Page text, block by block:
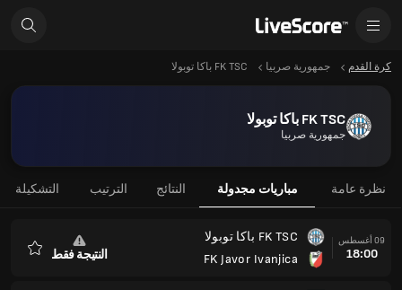
كرة القدم جمهورية صربيا FK TSC باكا توبولا
FK TSC باكا توبولا
جمهورية صربيا
نظرة عامة مباريات مجدولة النتائج الترتيب التشكيلة
09 أغسطس
18:00
FK TSC باكا توبولا
FK Javor Ivanjica
النتيجة فقط